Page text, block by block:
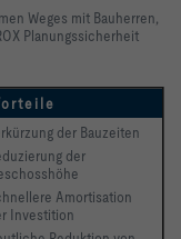
Weges mit Bauherren,
Planungssicherheit
der Bauzeiten
der
Amortisation
Investition